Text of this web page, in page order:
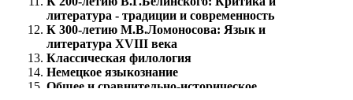
литература - традиции и современность
К 300-летию М.В.Ломоносова: Язык и
литература XVIII века
Классическая филология
Немецкое языкознание
Общее и сравнительно-историческое